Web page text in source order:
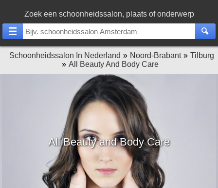
Zoek een schoonheidssalon, plaats of onderwerp
Schoonheidssalon In Nederland Noord-Brabant
Tilburg
All Beauty And Body Care
All Beauty and Body Care